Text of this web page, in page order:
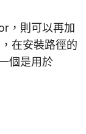
，則可以再加
在安裝路徑的
個是用於